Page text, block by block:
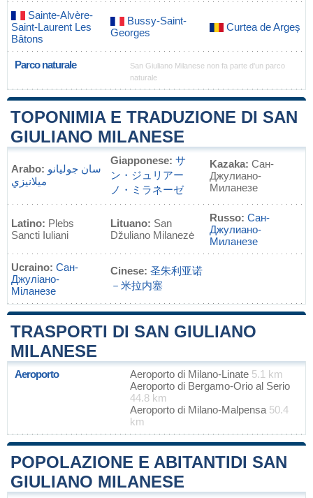
Sainte-Alvère-
Saint-Laurent Les
Bâtons
Bussy-Saint-
Georges
Curtea de Argeș
Parco naturale
San Giuliano Milanese non fa parte d'un parco
naturale
TOPONIMIA E TRADUZIONE DI SAN
GIULIANO MILANESE
Arabo: سان جوليانو
ميلانيزي
Giapponese: サ
ン・ジュリアー
ノ・ミラネーゼ
Kazaka: Сан-
Джулиано-
Миланезе
Latino: Plebs
Sancti Iuliani
Lituano: San
Džuliano Milanezė
Russo: Сан-
Джулиано-
Миланезе
Ucraino: Сан-
Джуліано-
Міланезе
Cinese: 圣朱利亚诺
－米拉内塞
TRASPORTI DI SAN GIULIANO
MILANESE
Aeroporto Aeroporto di Milano-Linate 5.1 km
Aeroporto di Bergamo-Orio al Serio
44.8 km
Aeroporto di Milano-Malpensa 50.4
km
POPOLAZIONE E ABITANTIDI SAN
GIULIANO MILANESE